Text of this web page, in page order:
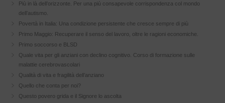
Più in là dell’orizzonte. Per una più consapevole corrispondenza col mondo
dell’autismo.
Povertà in Italia: Una condizione persistente che cresce sempre di più
Primo Maggio: Recuperare il senso del lavoro, oltre le ragioni economiche.
Primo soccorso e BLSD
Quale vita per gli anziani con declino cognitivo. Corso di formazione sulle
malattie cerebrovascolari
Qualità di vita e fragilità dell’anziano
Quello che conta per noi?
Questo povero grida e il Signore lo ascolta